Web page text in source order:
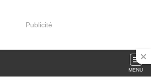
Publicité
MENU